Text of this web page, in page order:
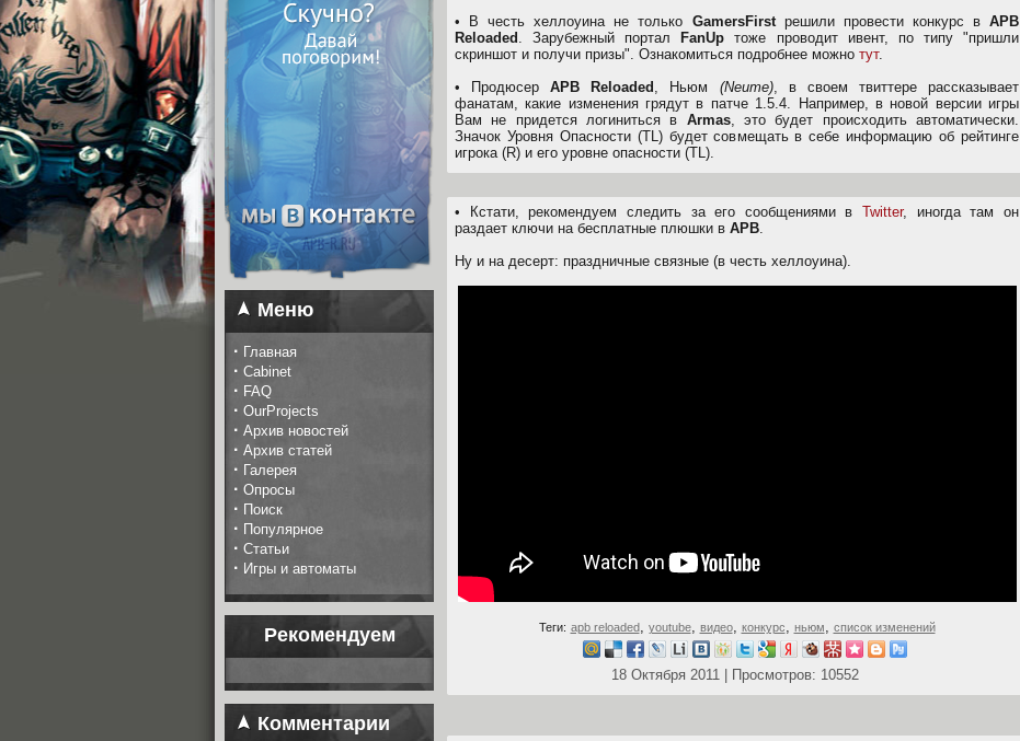
Меню
· Главная
· Cabinet
· FAQ
· OurProjects
· Архив новостей
· Архив статей
· Галерея
· Опросы
· Поиск
· Популярное
· Статьи
· Игры и автоматы
Рекомендуем
Комментарии
• В честь хеллоуина не только GamersFirstрешили провести конкурс вAPB
Reloaded . Зарубежный портал FanUp тоже проводит ивент, по типу "пришли
скриншот и получи призы". Ознакомиться подробнее можно тут.
• ПродюсерAPB Reloaded , Ньюм (Neume), в своем твиттере рассказывает
фанатам, какие изменения грядут в патче 1.5.4. Например, в новой версии игры
Вам не придется логиниться в Armas, это будет происходить автоматически.
Значок Уровня Опасности (TL) будет совмещать в себе информацию об рейтинге
игрока (R) и его уровне опасности (TL).
• Кстати, рекомендуем следить за его сообщениями вTwitter, иногда там он
раздает ключи на бесплатные плюшки в APB.
Ну и на десерт: праздничные связные (в честь хеллоуина).
Теги: apb reloaded, youtube, видео, конкурс, ньюм, список изменений
18 Октября 2011 | Просмотров: 10552